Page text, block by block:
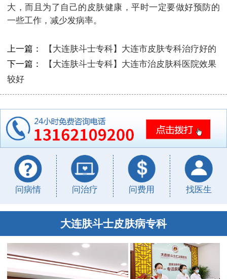
大，而且为了自己的皮肤健康，平时一定要做好预防的
一些工作，减少发病率。
上一篇：
【大连肤斗士专科】大连市皮肤专科治疗好的
下一篇：
【大连肤斗士专科】大连市治皮肤科医院效果
较好
问病情 问治疗 问费用 找医生
大连肤斗士皮肤病专科